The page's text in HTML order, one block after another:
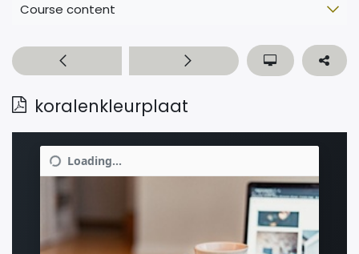
Course content
koralenkleurplaat